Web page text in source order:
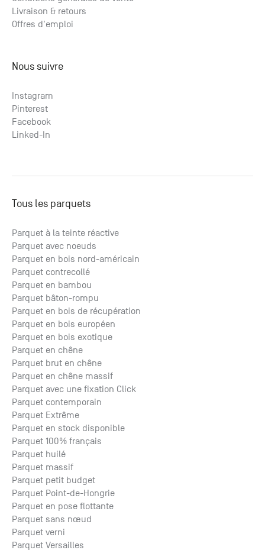
Livraison & retours
Offres d'emploi
Nous suivre
Instagram
Pinterest
Facebook
Linked-In
Tous les parquets
Parquet à la teinte réactive
Parquet avec noeuds
Parquet en bois nord-américain
Parquet contrecollé
Parquet en bambou
Parquet bâton-rompu
Parquet en bois de récupération
Parquet en bois européen
Parquet en bois exotique
Parquet en chêne
Parquet brut en chêne
Parquet en chêne massif
Parquet avec une fixation Click
Parquet contemporain
Parquet Extrême
Parquet en stock disponible
Parquet 100% français
Parquet huilé
Parquet massif
Parquet petit budget
Parquet Point-de-Hongrie
Parquet en pose flottante
Parquet sans nœud
Parquet verni
Parquet Versailles